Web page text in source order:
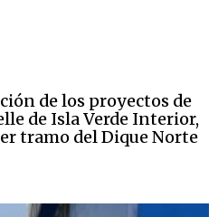
de los proyectos de
de Isla Verde Interior,
tramo del Dique Norte